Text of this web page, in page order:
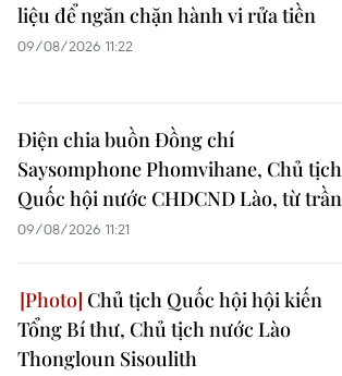
liệu để ngăn chặn hành vi rửa tiền
09/08/2026 11:22
Điện chia buồn Đồng chí
Saysomphone Phomvihane, Chủ tịch
Quốc hội nước CHDCND Lào, từ trần
09/08/2026 11:21
Chủ tịch Quốc hội hội kiến
Tổng Bí thư, Chủ tịch nước Lào
Thongloun Sisoulith